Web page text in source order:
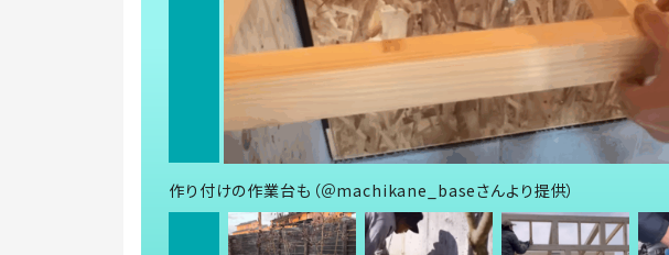
作り付けの作業台も（＠machikane_baseさんより提供）